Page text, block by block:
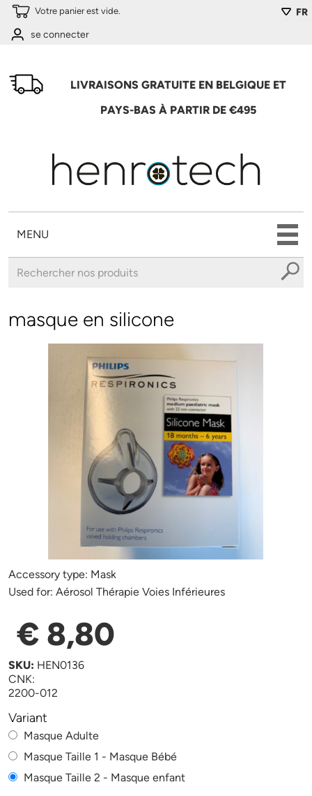
Aller au contenu principal FR
Votre panier est vide.
se connecter
LIVRAISONS GRATUITE EN BELGIQUE ET
PAYS-BAS À PARTIR DE €495
MENU
masque en silicone
Accessory type: Mask
Used for: Aérosol Thérapie Voies Inférieures
€ 8,80
SKU: HEN0136
CNK:
2200-012
Variant
Masque Adulte
Masque Taille 1 - Masque Bébé
Masque Taille 2 - Masque enfant